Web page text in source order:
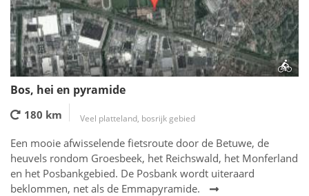
Bos, hei en pyramide
180 km Veel platteland, bosrijk gebied
Een mooie afwisselende fietsroute door de Betuwe, de
heuvels rondom Groesbeek, het Reichswald, het Monferland
en het Posbankgebied. De Posbank wordt uiteraard
beklommen, net als de Emmapyramide.